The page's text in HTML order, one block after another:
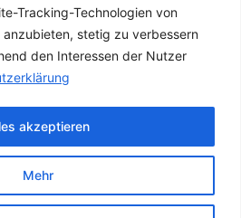
Tracking-Technologien von
anzubieten, stetig zu verbessern
den Interessen der Nutzer
Mehr
akzeptieren
Deutscher Ubootfahrer e.V.